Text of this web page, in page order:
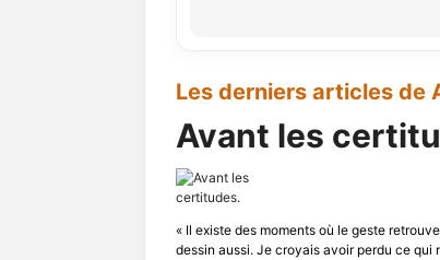
Les derniers articles de
Avant les
« Il existe des moments où le geste
dessin aussi. Je croyais avoir perdu ce qui